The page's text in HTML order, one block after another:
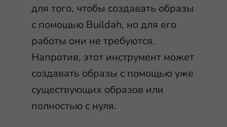
для того, чтобы создавать образы
с помощью Buildah, но для его
работы они не требуются.
Напротив, этот инструмент может
создавать образы с помощью уже
существующих образов или
полностью с нуля.